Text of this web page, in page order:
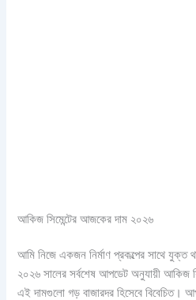
আকিজ সিমেন্টের আজকের দাম ২০২৬
আমি নিজে একজন নির্মাণ প্রকল্পের সাথে যুক্ত
২০২৬ সালের সর্বশেষ আপডেট অনুযায়ী আকিজ
এই দামগুলো গড় বাজারদর হিসেবে বিবেচিত।